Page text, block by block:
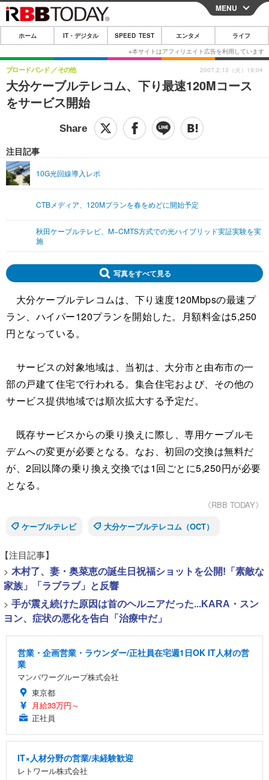
CLOSE
ホーム
IT・デジタル
IT・デジタルTOP スマートフォン
その他
SPEED TEST
映画・ドラマ
グラビア ブログ
ショッピング その他
ライフTOP
リリース一覧
MENU
ホーム IT・デジタル SPEED TEST エンタメ ライフ
大分ケーブルテレコム、下り最速120Mコース
をサービス開始
ブロードバンド その他
注目記事
10G光回線導入レポ
CTBメディア、120Mプランを春をめどに開始予定
秋田ケーブルテレビ、M−CMTS方式での光ハイブリッド実証実験を実
施
2007.2.13（火）19:04
写真をすべて見る
大分ケーブルテレコムは、下り速度120Mbpsの最速プ
ラン、ハイパー120プランを開始した。月額料金は5,250
円となっている。
サービスの対象地域は、当初は、大分市と由布市の一
部の戸建て住宅で行われる。集合住宅および、その他の
サービス提供地域では順次拡大する予定だ。
既存サービスからの乗り換えに際し、専用ケーブルモ
デムへの変更が必要となる。なお、初回の交換は無料だ
が、2回以降の乗り換え交換では1回ごとに5,250円が必要
となる。
《RBB TODAY》
ケーブルテレビ
大分ケーブルテレコム（OCT）
【注目記事】
> 木村了、妻・奥菜恵の誕生日祝福ショットを公開!「素敵な
家族」「ラブラブ」と反響
> 手が震え続けた原因は首のヘルニアだった...KARA・スン
ヨン、症状の悪化を告白「治療中だ」
営業・企画営業・ラウンダー/正社員在宅週1日OK IT人材の営
業
マンパワーグループ株式会社
東京都
月給33万円～
正社員
IT×人材分野の営業/未経験歓迎
レトワール株式会社